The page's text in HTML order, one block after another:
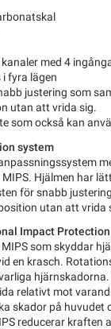
med 4
i fyra lägen
justering som
utan att vrida sig.
som också kan
system
Hjälmen har
för snabb
utan att vrida
Impact
som skyddar
en krasch.
hjärnskadorna.
relativt mot
skador på huvudet
reducerar kraften